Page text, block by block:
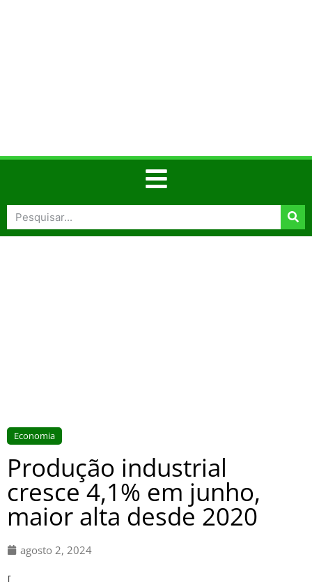
Economia
Produção industrial
cresce 4,1% em junho,
maior alta desde 2020
agosto 2, 2024